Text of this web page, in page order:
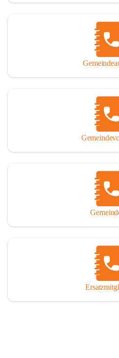
Andreas Rohatsch wurde auf das
Wo eine genaue Quellenangabe
sind die entsprechenden
eingearbeitet. Der leichteren
streng gendergerechten
So darf ich Sie zu einer
manchmal auch nachdenklich
Jahrhunderte, ja Jahrtausende alte
einladen.